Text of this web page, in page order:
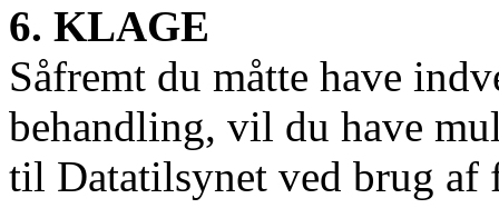
6. KLAGE
Såfremt du måtte have
behandling, vil du have
til Datatilsynet ved brug af